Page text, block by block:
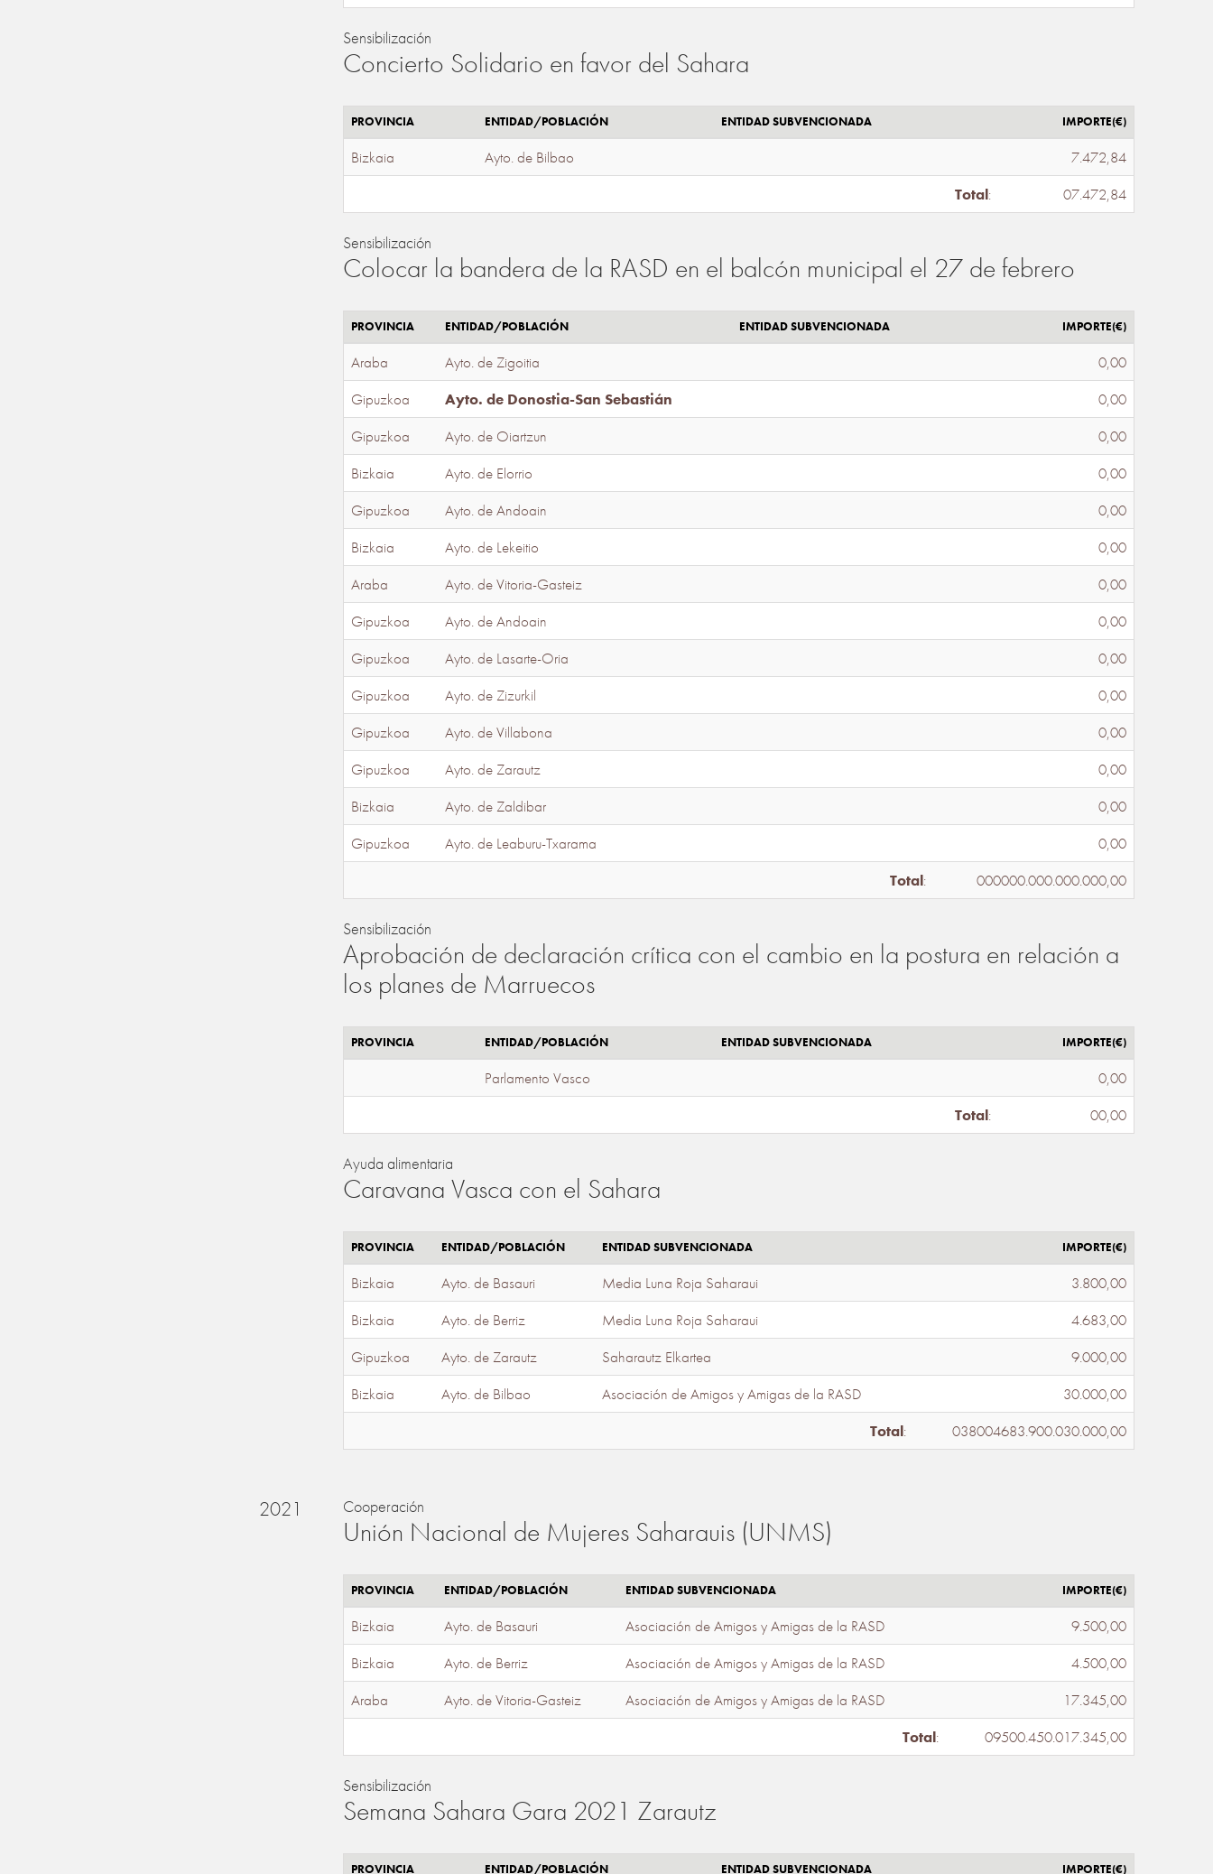
Sensibilización
Concierto Solidario en favor del Sahara
PROVINCIA ENTIDAD/POBLACIÓN ENTIDAD SUBVENCIONADA IMPORTE(€)
Bizkaia Ayto. de Bilbao
7.472,84
Total: 07.472,84
Sensibilización
Colocar la bandera de la RASD en el balcón municipal el 27 de febrero
PROVINCIA ENTIDAD/POBLACIÓN ENTIDAD SUBVENCIONADA IMPORTE(€)
Araba Ayto. de Zigoitia
0,00
Gipuzkoa
Ayto. de Donostia-San Sebastián
0,00
Gipuzkoa
Ayto. de Oiartzun
0,00
Bizkaia
Ayto. de Elorrio
0,00
Gipuzkoa
Ayto. de Andoain
0,00
Bizkaia
Ayto. de Lekeitio
0,00
Araba
Ayto. de Vitoria-Gasteiz
0,00
Gipuzkoa
Ayto. de Andoain
0,00
Gipuzkoa
Ayto. de Lasarte-Oria
0,00
Gipuzkoa
Ayto. de Zizurkil
0,00
Gipuzkoa
Ayto. de Villabona
0,00
Gipuzkoa
Ayto. de Zarautz
0,00
Bizkaia
Ayto. de Zaldibar
0,00
Gipuzkoa
Ayto. de Leaburu-Txarama
0,00
Total: 000000.000.000.000,00
Sensibilización
Aprobación de declaración crítica con el cambio en la postura en relación a
los planes de Marruecos
PROVINCIA ENTIDAD/POBLACIÓN ENTIDAD SUBVENCIONADA IMPORTE(€)
Parlamento Vasco
0,00
Total: 00,00
Ayuda alimentaria
Caravana Vasca con el Sahara
PROVINCIA ENTIDAD/POBLACIÓN ENTIDAD SUBVENCIONADA IMPORTE(€)
Bizkaia Ayto. de Basauri Media Luna Roja Saharaui
3.800,00
Bizkaia
Ayto. de Berriz Media Luna Roja Saharaui
4.683,00
Gipuzkoa
Ayto. de Zarautz Saharautz Elkartea
9.000,00
Bizkaia
Ayto. de Bilbao Asociación de Amigos y Amigas de la RASD
30.000,00
Total: 038004683.900.030.000,00
2021 Cooperación
Unión Nacional de Mujeres Saharauis (UNMS)
PROVINCIA ENTIDAD/POBLACIÓN ENTIDAD SUBVENCIONADA IMPORTE(€)
Bizkaia Ayto. de Basauri Asociación de Amigos y Amigas de la RASD
9.500,00
Bizkaia
Ayto. de Berriz Asociación de Amigos y Amigas de la RASD
4.500,00
Araba
Ayto. de Vitoria-Gasteiz Asociación de Amigos y Amigas de la RASD
17.345,00
Total: 09500.450.017.345,00
Sensibilización
Semana Sahara Gara 2021 Zarautz
PROVINCIA ENTIDAD/POBLACIÓN ENTIDAD SUBVENCIONADA IMPORTE(€)